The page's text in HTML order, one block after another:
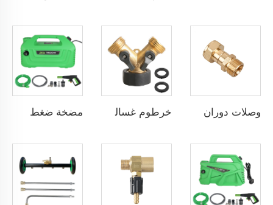
خرطوم غسالة الضغط العالي من SPS مع طقم فولاذي، صمام أنبوب مياه الحديقة